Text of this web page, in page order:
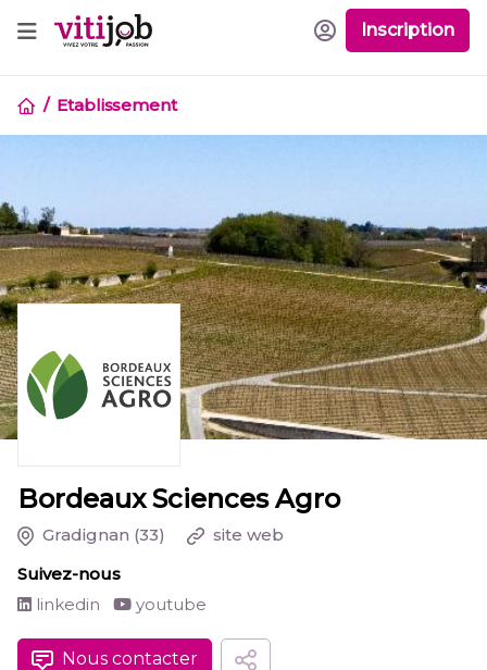
Inscription
Etablissement
Bordeaux Sciences Agro
Gradignan (33)
site web
Suivez-nous
linkedin
youtube
Nous contacter